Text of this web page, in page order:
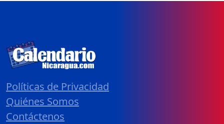
Políticas de Privacidad
Quiénes Somos
Contáctenos